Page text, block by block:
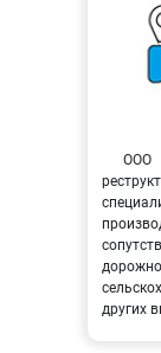
ООО
других